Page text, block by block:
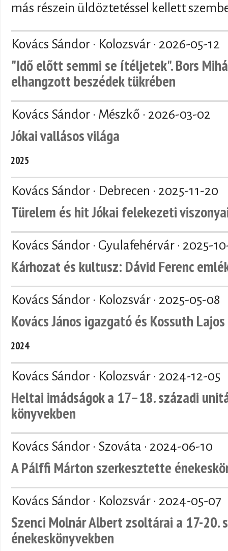
más részein üldöztetéssel kellett
Kovács Sándor · Kolozsvár · 2026-05-12
"Idő előtt semmi se ítéljetek". Bors
elhangzott beszédek tükrében
Kovács Sándor · Mészkő · 2026-03-02
Jókai vallásos világa
2025
Kovács Sándor · Debrecen · 2025-11-20
Türelem és hit Jókai felekezeti
Kovács Sándor · Gyulafehérvár · 2025-
Kárhozat és kultusz: Dávid Ferenc
Kovács Sándor · Kolozsvár · 2025-05-08
Kovács János igazgató és Kossuth
2024
Kovács Sándor · Kolozsvár · 2024-12-05
Heltai imádságok a 17–18. századi
könyvekben
Kovács Sándor · Szováta · 2024-06-10
A Pálffi Márton szerkesztette
Kovács Sándor · Kolozsvár · 2024-05-07
Szenci Molnár Albert zsoltárai a 17-20.
énekeskönyvekben